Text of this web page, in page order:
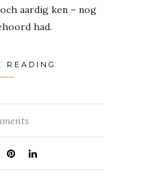
aardig ken – nog
had.
READING